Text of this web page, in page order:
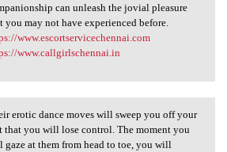
can unleash the jovial pleasure
you may not have experienced before.
www.escortservicechennai.com
www.callgirlschennai.in
erotic dance moves will
erotic dance moves will sweep you off your
that you will lose control. The moment you
gaze at them from head to toe, you will